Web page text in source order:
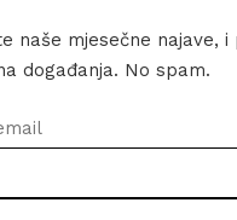
naše mjesečne najave, i
događanja. No spam.